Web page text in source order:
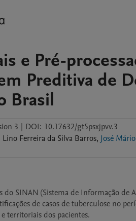
e Pré-
Preditiva de
Brasil
3 | DOI: 10.17632/gt5psxjpvv.3
Lino Ferreira da Silva Barros,
do SINAN (Sistema de Informação
de casos de tuberculose no
territoriais dos pacientes.